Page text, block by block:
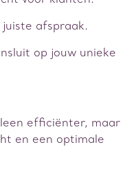
afspraak.
op jouw unieke
efficiënter, maar
en een optimale